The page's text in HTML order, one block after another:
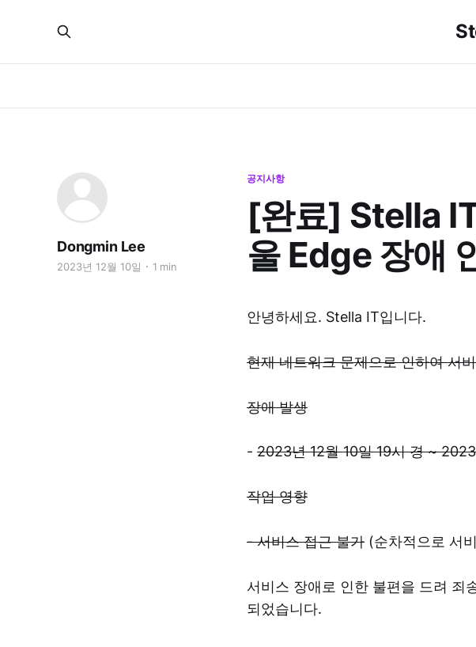
공지사항
[완료] Stella
울 Edge 장애
Dongmin Lee
2023년 12월 10일 1 min
안녕하세요. Stella IT입니다.
현재 네트워크 문제으로 인하여 서
장애 발생
- 2023년 12월 10일 19시 경 ~
작업 영향
- 서비스 접근 불가 (순차적으로 서
서비스 장애로 인한 불편을 드려 죄
되었습니다.